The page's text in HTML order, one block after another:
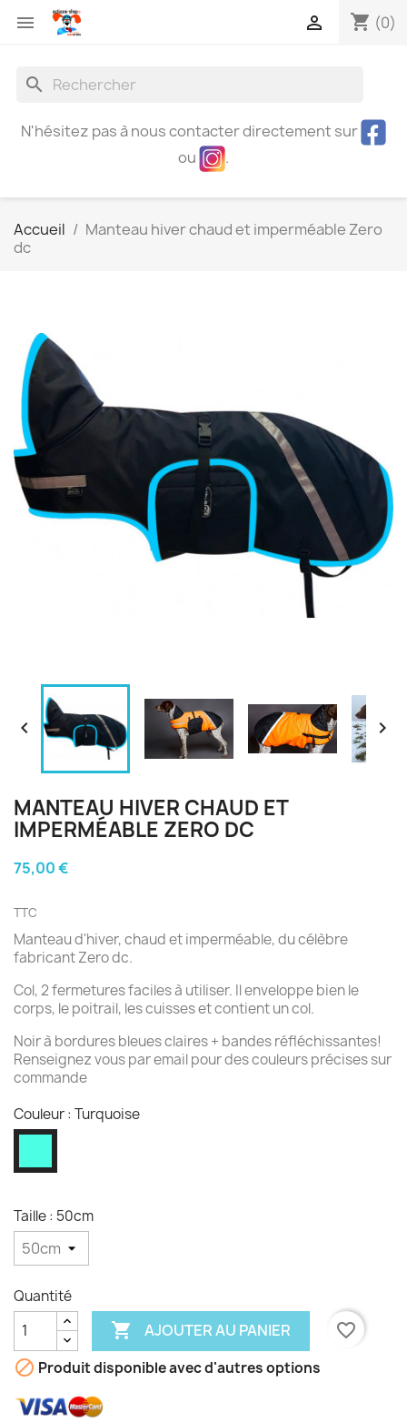
 shopping_cart (0)

search
N'hésitez pas à nous contacter directement sur
ou
.
Accueil
Manteau hiver chaud et imperméable Zero
dc
 
MANTEAU HIVER CHAUD ET
IMPERMÉABLE ZERO DC
75,00 €
TTC
Manteau d'hiver, chaud et imperméable, du célèbre
fabricant Zero dc.
Col, 2 fermetures faciles à utiliser. Il enveloppe bien le
corps, le poitrail, les cuisses et contient un col.
Noir à bordures bleues claires + bandes réfléchissantes!
Renseignez vous par email pour des couleurs précises sur
commande
Couleur : Turquoise
Taille : 50cm
Quantité
 AJOUTER AU PANIER
favorite_border
 Produit disponible avec d'autres options